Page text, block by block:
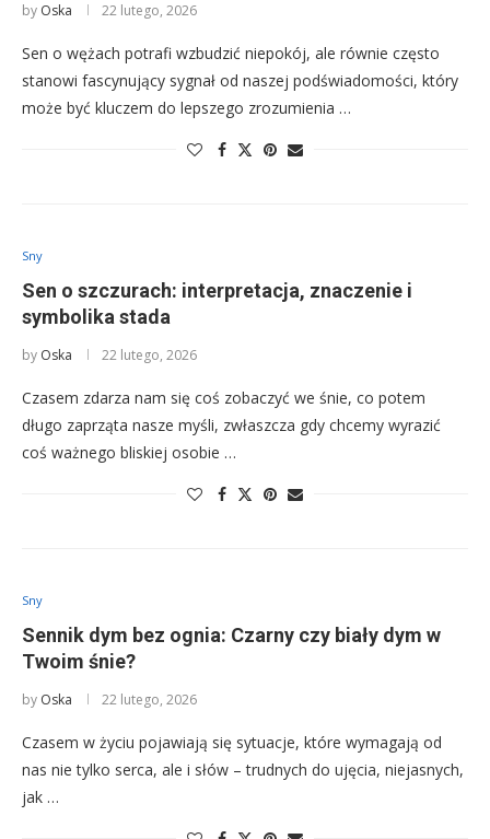
by Oska 22 lutego, 2026
Sen o wężach potrafi wzbudzić niepokój, ale równie często
stanowi fascynujący sygnał od naszej podświadomości, który
może być kluczem do lepszego zrozumienia …
Sny
Sen o szczurach: interpretacja, znaczenie i
symbolika stada
by Oska 22 lutego, 2026
Czasem zdarza nam się coś zobaczyć we śnie, co potem
długo zaprząta nasze myśli, zwłaszcza gdy chcemy wyrazić
coś ważnego bliskiej osobie …
Sny
Sennik dym bez ognia: Czarny czy biały dym w
Twoim śnie?
by Oska 22 lutego, 2026
Czasem w życiu pojawiają się sytuacje, które wymagają od
nas nie tylko serca, ale i słów – trudnych do ujęcia, niejasnych,
jak …